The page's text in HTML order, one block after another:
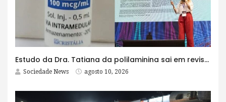
Estudo da Dra. Tatiana da polilaminina sai em revista científica internacional: 75% tiveram melhora
Sociedade News agosto 10, 2026